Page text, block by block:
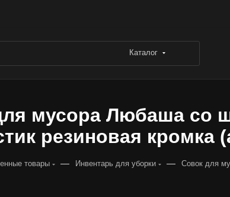
Каталог
мусора Любаша со
резиновая кромка
товары — Инвентарь для уборки — Совок для